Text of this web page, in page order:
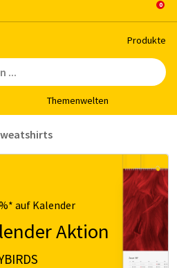
Pro­duk­te
The­men­wel­ten
auf Kalender
Aktion